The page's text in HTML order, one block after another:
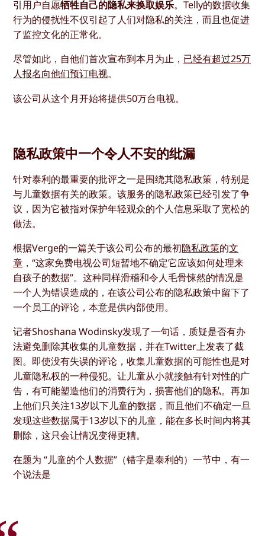
引用户自愿牺牲自己的隐私来换取娱乐。Telly的数据收集
行为的侵扰性不仅引起了人们对隐私的关注，而且也促进
了监控文化的正常化。
尽管如此，自他们首次宣布到本月为止， 已经有超过25万
人报名向他们预订电视。
该公司从这个月开始将提供50万台电视。
隐私政策中一个令人不安的纰漏
针对泰利的最重要的批评之一是围绕其隐私政策，特别是
与儿童数据有关的政策。该服务的隐私政策已经引发了争
议，因为它被指对保护年轻观众的个人信息采取了宽松的
做法。
根据Verge的一篇关于该公司公布的最初隐私政策的文
章 ，“这家免费电视公司短暂地不确定它应该如何处理来
自孩子的数据”。这种同样滑稽和令人毛骨悚然的情况是
一个人为错误造成的，在该公司公布的隐私政策中留下了
一个员工的评论，本意是供内部使用。
记者Shoshana Wodinsky发现了一句话，质疑是否有办
法避免删除其收集的儿童数据，并在Twitter上发表了截
图。即使没有失误的评论，收集儿童数据的可能性也是对
儿童隐私权的一种侵犯。让儿童从小就接触有针对性的广
告，有可能塑造他们的消费行为，损害他们的隐私。再加
上他们只关注13岁以下儿童的数据，而且他们不确定一旦
发现这些数据属于13岁以下的儿童，能在多长时间内将其
删除，这只会让情况变得更糟。
在题为 “儿童的个人数据”（错字是泰利的）一节中，有一
个说法是